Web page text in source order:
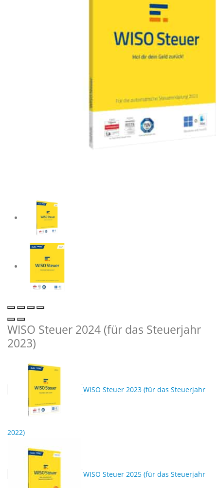
WISO Steuer 2024 (für das Steuerjahr
2023)
WISO Steuer 2023 (für das Steuerjahr
2022)
WISO Steuer 2025 (für das Steuerjahr